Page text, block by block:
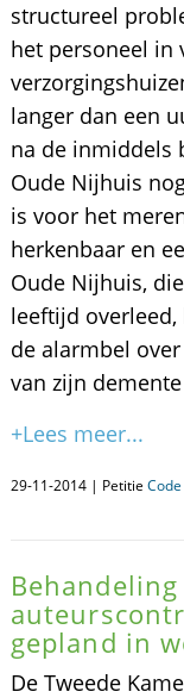
structureel
het personeel in
langer dan een
na de inmiddels
Oude Nijhuis
is voor het
herkenbaar en
Oude Nijhuis,
leeftijd
de alarmbel
van zijn
+Lees meer...
29-11-2014 | Petitie
gepland in
De Tweede